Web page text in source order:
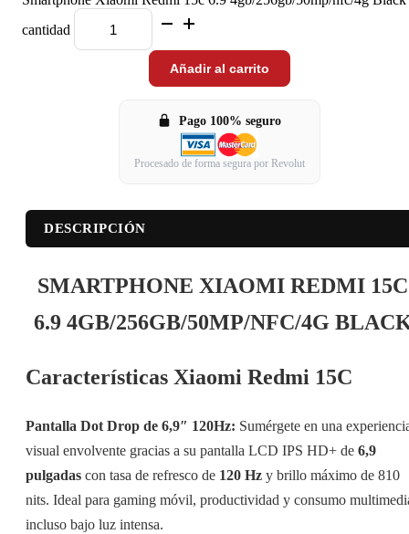
cantidad
Añadir al carrito
Pago 100% seguro
Procesado de forma segura por Revolut
DESCRIPCIÓN
SMARTPHONE XIAOMI REDMI 15C
6.9 4GB/256GB/50MP/NFC/4G
Características Xiaomi Redmi 15C
Pantalla Dot Drop de 6,9″ 120Hz: Sumérgete en una
visual envolvente gracias a su pantalla LCD IPS HD+ de 6,9
pulgadas con tasa de refresco de 120 Hz y brillo máximo de 810
nits. Ideal para gaming móvil, productividad y consumo
incluso bajo luz intensa.